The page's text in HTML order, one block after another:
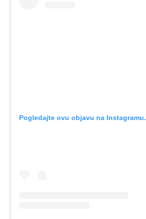
Pogledajte ovu objavu na Instagramu.